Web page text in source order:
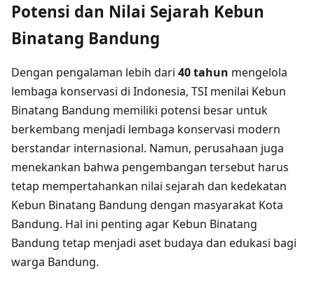
Potensi dan Nilai Sejarah Kebun
Binatang Bandung
Dengan pengalaman lebih dari 40 tahun mengelola
lembaga konservasi di Indonesia, TSI menilai Kebun
Binatang Bandung memiliki potensi besar untuk
berkembang menjadi lembaga konservasi modern
berstandar internasional. Namun, perusahaan juga
menekankan bahwa pengembangan tersebut harus
tetap mempertahankan nilai sejarah dan kedekatan
Kebun Binatang Bandung dengan masyarakat Kota
Bandung. Hal ini penting agar Kebun Binatang
Bandung tetap menjadi aset budaya dan edukasi bagi
warga Bandung.